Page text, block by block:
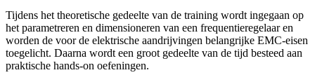
Tijdens het theoretische gedeelte van de training wordt ingegaan op
het parametreren en dimensioneren van een frequentieregelaar en
worden de voor de elektrische aandrijvingen belangrijke EMC-eisen
toegelicht. Daarna wordt een groot gedeelte van de tijd besteed aan
praktische hands-on oefeningen.